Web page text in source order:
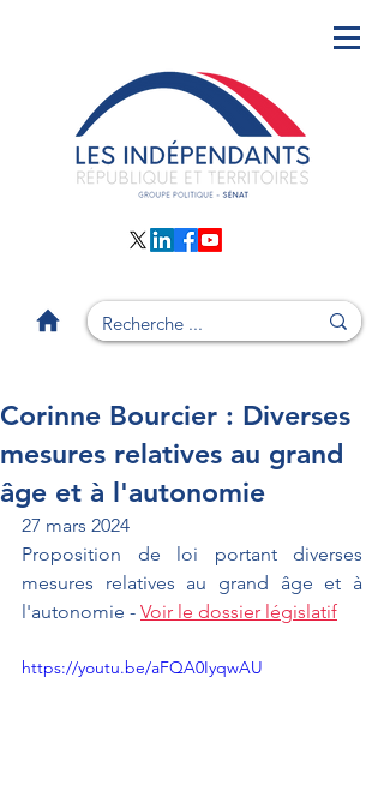
Corinne Bourcier : Diverses
mesures relatives au grand
âge et à l'autonomie
27 mars 2024
Proposition de loi portant diverses
mesures relatives au grand âge et à
l'autonomie - Voir le dossier législatif
https://youtu.be/aFQA0IyqwAU